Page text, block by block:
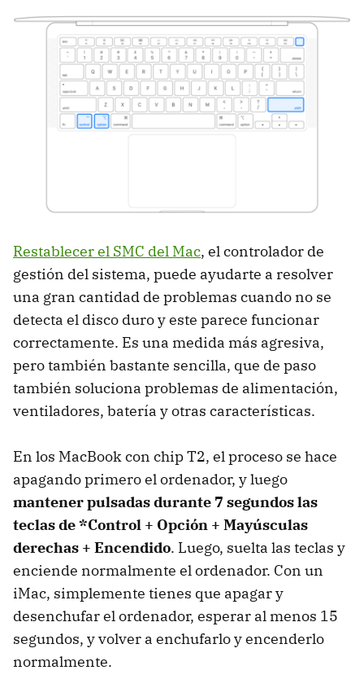
Restablecer el SMC del Mac, el controlador de
gestión del sistema, puede ayudarte a resolver
una gran cantidad de problemas cuando no se
detecta el disco duro y este parece funcionar
correctamente. Es una medida más agresiva,
pero también bastante sencilla, que de paso
también soluciona problemas de alimentación,
ventiladores, batería y otras características.
En los MacBook con chip T2, el proceso se hace
apagando primero el ordenador, y luego
mantener pulsadas durante 7 segundos las
teclas de *Control + Opción + Mayúsculas
derechas + Encendido. Luego, suelta las teclas y
enciende normalmente el ordenador. Con un
iMac, simplemente tienes que apagar y
desenchufar el ordenador, esperar al menos 15
segundos, y volver a enchufarlo y encenderlo
normalmente.